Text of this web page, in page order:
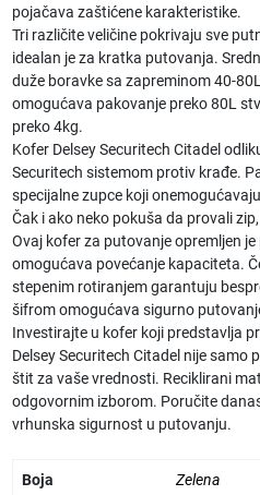
pojačava zaštićene karakteristike.
Tri različite veličine pokrivaju sve
idealan je za kratka putovanja.
duže boravke sa zapreminom 40-
omogućava pakovanje preko 80L
preko 4kg.
Kofer Delsey Securitech Citadel
Securitech sistemom protiv krađe.
specijalne zupce koji
Čak i ako neko pokuša da provali
Ovaj kofer za putovanje opremljen
omogućava povećanje kapaciteta.
stepenim rotiranjem garantuju
šifrom omogućava sigurno
Investirajte u kofer koji predstavlja
Delsey Securitech Citadel nije samo
štit za vaše vrednosti. Reciklirani
odgovornim izborom. Poručite
vrhunska sigurnost u putovanju.
Boja Zelena